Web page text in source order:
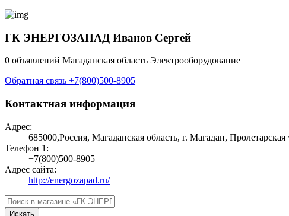
ГК ЭНЕРГОЗАПАД Иванов Сергей
0 объявлений Магаданская область Электрооборудование
Обратная связь +7(800)500-8905
Контактная информация
Адрес:
685000,Россия, Магаданская область, г. Магадан, Пролетарская
Телефон 1:
+7(800)500-8905
Адрес сайта:
http://energozapad.ru/
Искать